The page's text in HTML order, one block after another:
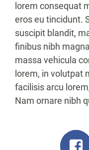
lorem consequat
eros eu tincidunt.
suscipit blandit,
finibus nibh
massa vehicula
lorem, in volutpat
facilisis arcu
Nam ornare nibh